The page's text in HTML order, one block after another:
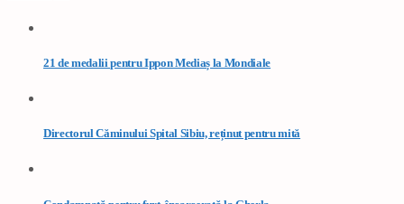
21 de medalii pentru Ippon Mediaș la Mondiale
Directorul Căminului Spital Sibiu, reținut pentru mită